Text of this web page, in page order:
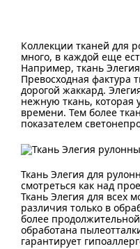
Коллекции тканей для
много, в каждой еще
Например, ткань
Превосходная фактура
дорогой жаккард.
нежную ткань, которая
времени. Тем более
показателем
Ткань Элегия для
смотреться как над
Ткань Элегия для всех
различия только в
более
обработана
гарантирует